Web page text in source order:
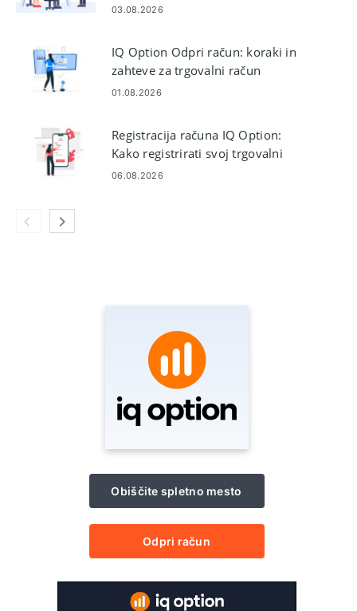
03.08.2026
IQ Option Odpri račun: koraki in
zahteve za trgovalni račun
01.08.2026
Registracija računa IQ Option:
Kako registrirati svoj trgovalni
račun
06.08.2026
Obiščite spletno mesto
Odpri račun